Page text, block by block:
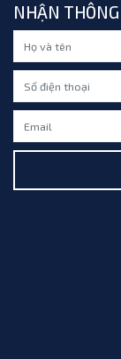
NHẬN